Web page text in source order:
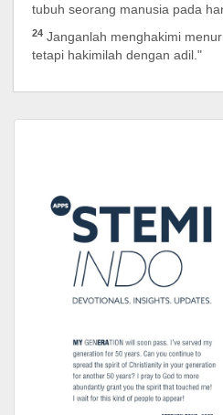
tubuh seorang manusia pada
24 Janganlah menghakimi
tetapi hakimilah dengan adil."